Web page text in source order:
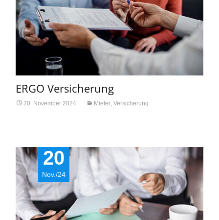
ERGO Versicherung
20. November 2024 Mieter, Versicherung
20
Nov./24